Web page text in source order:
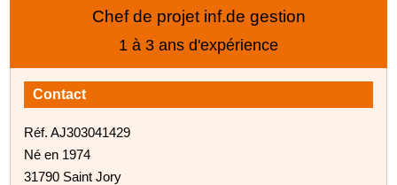
Chef de projet inf.de gestion
1 à 3 ans d'expérience
Contact
Réf. AJ303041429
Né en 1974
31790 Saint Jory